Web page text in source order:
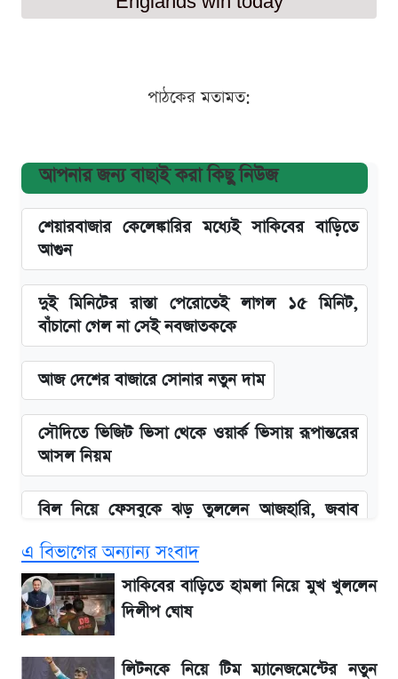
পাঠকের মতামত:
আপনার জন্য বাছাই করা কিছু নিউজ
শেয়ারবাজার কেলেঙ্কারির মধ্যেই সাকিবের বাড়িতে
আগুন
দুই মিনিটের রাস্তা পেরোতেই লাগল ১৫ মিনিট,
বাঁচানো গেল না সেই নবজাতককে
আজ দেশের বাজারে সোনার নতুন দাম
সৌদিতে ভিজিট ভিসা থেকে ওয়ার্ক ভিসায় রূপান্তরের
আসল নিয়ম
বিল নিয়ে ফেসবুকে ঝড় তুললেন আজহারি, জবাব
বাংলাদেশ নিয়ে যা বললেন সজীব ওয়াজেদ জয়
২ লাখ মানুষ অপেক্ষায়, কিন্তু দেখা গেল না শেখ
হাসিনাকে! এরপর যা ঘটল...
এ বিভাগের অন্যান্য সংবাদ
সাকিবের বাড়িতে হামলা নিয়ে মুখ খুললেন
দিলীপ ঘোষ
লিটনকে নিয়ে টিম ম্যানেজমেন্টের নতুন